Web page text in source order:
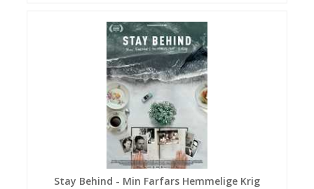
Stay Behind - Min Farfars Hemmelige Krig